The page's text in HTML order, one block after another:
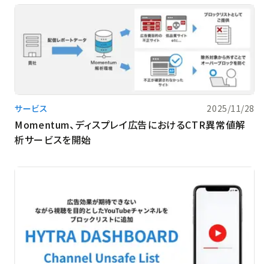
サービス 2025/11/28
Momentum、ディスプレイ広告におけるCTR異常値解
析サービスを開始